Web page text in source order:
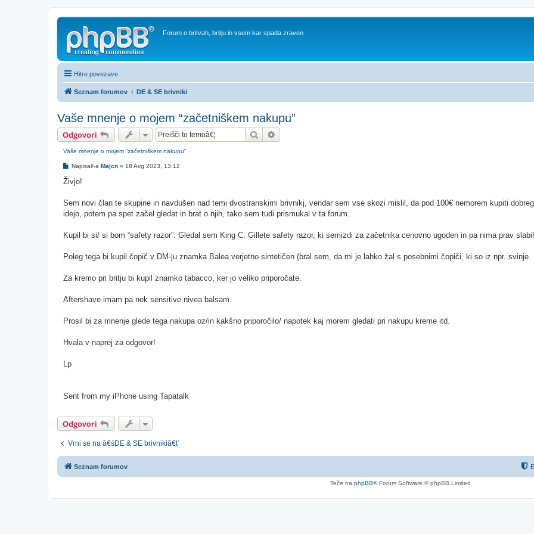
Forum o britvah, britju in vsem kar spada zraven
Hitre povezave
Seznam forumov DE & SE brivniki
Vaše mnenje o mojem “začetniškem nakupu”
Odgovori Iskanje
Vaše mnenje o mojem “začetniškem nakupu”
O
g
o
Napisal/-a Majcn » 18 Avg 2023, 13:12
Živjo!
Sem novi član te skupine in navdušen nad temi dvostranskimi brivnikj, vendar sem vse skozi mislil, da pod 100€ nemorem kupiti
idejo, potem pa spet začel gledat in brat o njih, tako sem tudi prismukal v ta forum.
Kupil bi si/ si bom “safety razor”. Gledal sem King C. Gillete safety razor, ki semizdi za začetnika cenovno ugoden in pa nima prav
Poleg tega bi kupil čopič v DM-ju znamka Balea verjetno sintetičen (bral sem, da mi je lahko žal s posebnimi čopiči, ki so iz npr. svinje.
Za kremo pri britju bi kupil znamko tabacco, ker jo veliko priporočate.
Aftershave imam pa nek sensitive nivea balsam.
Prosil bi za mnenje glede tega nakupa oz/in kakšno priporočilo/ napotek kaj morem gledati pri nakupu kreme itd.
Hvala v naprej za odgovor!
Lp
Sent from my iPhone using Tapatalk
Odgovori
Vrni se na â€śDE & SE brivnikiâ€ť
Seznam forumov
Teče na phpBB® Forum Software © phpBB Limited